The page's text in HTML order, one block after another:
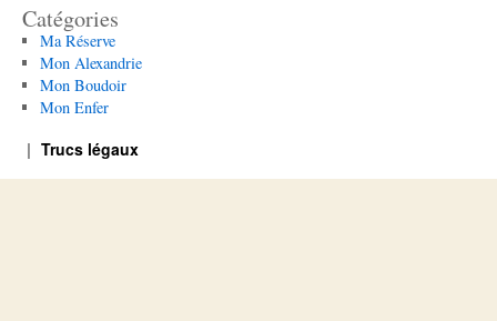
Catégories
Ma Réserve
Mon Alexandrie
Mon Boudoir
Mon Enfer
Trucs légaux